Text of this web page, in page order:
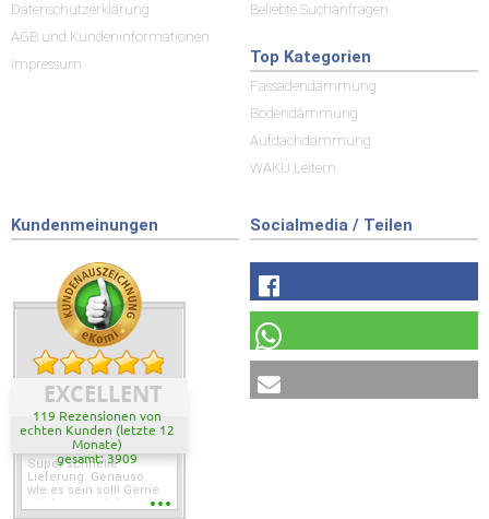
Datenschutzerklärung
AGB und Kundeninformationen
Impressum
Beliebte Suchanfragen
Top Kategorien
Fassadendämmung
Bodendämmung
Aufdachdämmung
WAKÜ Leitern
Kundenmeinungen
EXCELLENT
119 Rezensionen von
echten Kunden (letzte 12
Monate)
gesamt: 3909
Super schnelle
Lieferung. Genauso
wie es sein soll! Gerne
wieder wenn ich was
Socialmedia / Teilen